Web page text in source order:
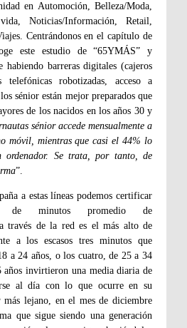
en Automoción, Belleza/Moda,
Noticias/Información, Retail,
Centrándonos en el capítulo de
este estudio de “65YMÁS” y
habiendo barreras digitales (cajeros
telefónicas robotizadas, acceso a
sénior están mejor preparados que
de los nacidos en los años 30 y
sénior accede mensualmente a
móvil, mientras que casi el 44% lo
ordenador. Se trata, por tanto, de
”.
a estas líneas podemos certificar
de minutos promedio de
través de la red es el más alto de
a los escasos tres minutos que
a 24 años, o los cuatro, de 25 a 34
años invirtieron una media diaria de
al día con lo que ocurre en su
lejano, en el mes de diciembre
que sigue siendo una generación